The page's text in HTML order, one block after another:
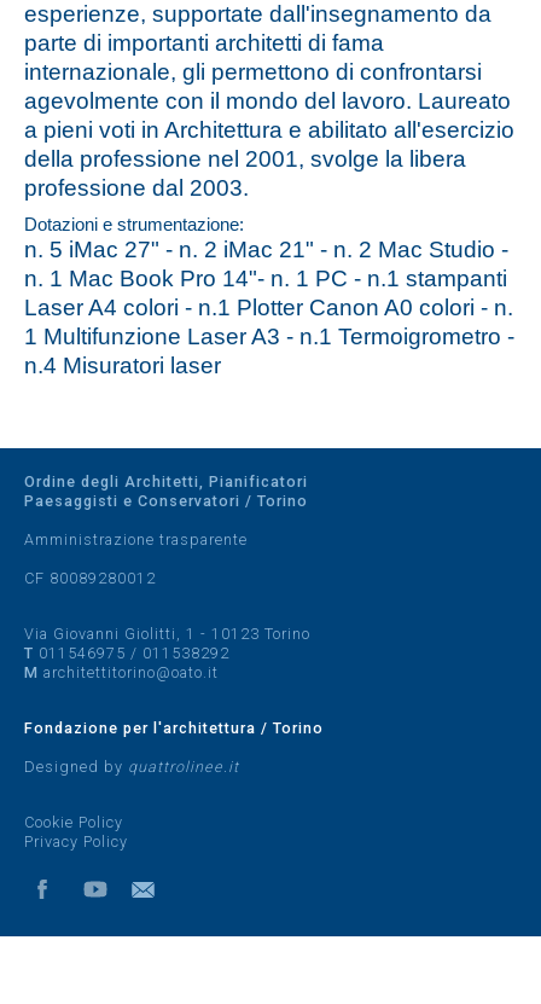
esperienze, supportate dall'insegnamento da
parte di importanti architetti di fama
internazionale, gli permettono di confrontarsi
agevolmente con il mondo del lavoro. Laureato
a pieni voti in Architettura e abilitato all'esercizio
della professione nel 2001, svolge la libera
professione dal 2003.
Dotazioni e strumentazione:
n. 5 iMac 27" - n. 2 iMac 21" - n. 2 Mac Studio -
n. 1 Mac Book Pro 14"- n. 1 PC - n.1 stampanti
Laser A4 colori - n.1 Plotter Canon A0 colori - n.
1 Multifunzione Laser A3 - n.1 Termoigrometro -
n.4 Misuratori laser
Ordine degli Architetti, Pianificatori
Paesaggisti e Conservatori / Torino
Amministrazione trasparente
CF 80089280012
Via Giovanni Giolitti, 1 - 10123 Torino
T 011546975 / 011538292
M architettitorino@oato.it
Fondazione per l'architettura / Torino
Designed by quattrolinee.it
Cookie Policy
Privacy Policy